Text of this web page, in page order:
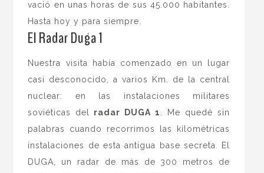
vació en unas horas de sus 45.000 habitantes.
Hasta hoy y para siempre.
El Radar Duga 1
Nuestra visita había comenzado en un lugar
casi desconocido, a varios Km. de la central
nuclear: en las instalaciones militares
soviéticas del radar DUGA 1. Me quedé sin
palabras cuando recorrimos las kilométricas
instalaciones de esta antigua base secreta. El
DUGA, un radar de más de 300 metros de